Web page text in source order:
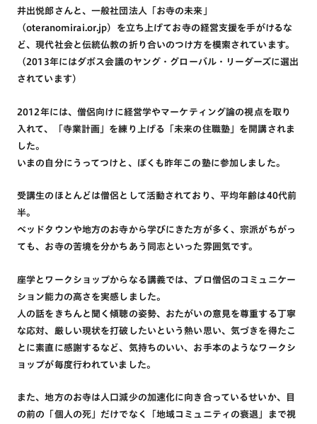
井出悦郎さんと、一般社団法人「お寺の未来」
（oteranomirai.or.jp）を立ち上げてお寺の経営支援を手がけるな
ど、現代社会と伝統仏教の折り合いのつけ方を模索されています。
（2013年にはダボス会議のヤング・グローバル・リーダーズに選出
されています）
2012年には、僧侶向けに経営学やマーケティング論の視点を取り
入れて、「寺業計画」を練り上げる「未来の住職塾」を開講されま
した。
いまの自分にうってつけと、ぼくも昨年この塾に参加しました。
受講生のほとんどは僧侶として活動されており、平均年齢は40代前
半。
ベッドタウンや地方のお寺から学びにきた方が多く、宗派がちがっ
ても、お寺の苦境を分かちあう同志といった雰囲気です。
座学とワークショップからなる講義では、プロ僧侶のコミュニケー
ション能力の高さを実感しました。
人の話をきちんと聞く傾聴の姿勢、おたがいの意見を尊重する丁寧
な応対、厳しい現状を打破したいという熱い思い、気づきを得たこ
とに素直に感謝するなど、気持ちのいい、お手本のようなワークシ
ョップが毎度行われていました。
また、地方のお寺は人口減少の加速化に向き合っているせいか、目
の前の「個人の死」だけでなく「地域コミュニティの衰退」まで視